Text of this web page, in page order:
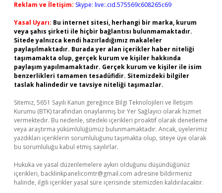
Reklam ve İletişim: Skype: live:.cid.575569c608265c69
Yasal Uyarı: Bu internet sitesi, herhangi bir marka, kurum
veya şahıs şirketi ile hiçbir bağlantısı bulunmamaktadır.
Sitede yalnızca kendi hazırladığımız makaleler
paylaşılmaktadır. Burada yer alan içerikler haber niteliği
taşımamakta olup, gerçek kurum ve kişiler hakkında
paylaşım yapılmamaktadır. Gerçek kurum ve kişiler ile isim
benzerlikleri tamamen tesadüfidir. Sitemizdeki bilgiler
taslak halindedir ve tavsiye niteliği taşımazlar.
Sitemiz, 5651 Sayılı Kanun gereğince Bilgi Teknolojileri ve İletişim
Kurumu (BTK) tarafından onaylanmış bir Yer Sağlayıcı olarak hizmet
vermektedir. Bu nedenle, sitedeki içerikleri proaktif olarak denetleme
veya araştırma yükümlülüğümüz bulunmamaktadır. Ancak, üyelerimiz
yazdıkları içeriklerin sorumluluğunu taşımakta olup, siteye üye olarak
bu sorumluluğu kabul etmiş sayılırlar.
Hukuka ve yasal düzenlemelere aykırı olduğunu düşündüğünüz
içerikleri, backlinkpanelicomtr@gmail.com adresine bildirmeniz
halinde, ilgili içerikler yasal süre içerisinde sitemizden kaldırılacaktır.